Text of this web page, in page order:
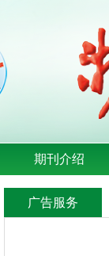
期刊介绍
广告服务